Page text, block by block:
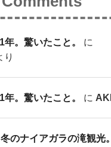
年。驚いたこと。
に
年。驚いたこと。 に AKI
のナイアガラの滝観光。